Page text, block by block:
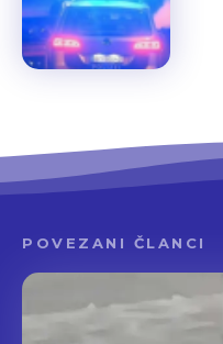
POVEZANI ČLANCI